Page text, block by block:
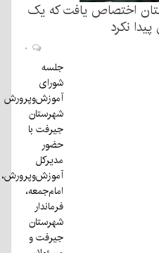
اختصاص یافت که یک
نکرد
جلسه
شورای
آموزش‌وپرورش
شهرستان
جیرفت با
حضور
مدیرکل
آموزش‌وپرورش،
امام‌جمعه،
فرماندار
شهرستان
جیرفت و